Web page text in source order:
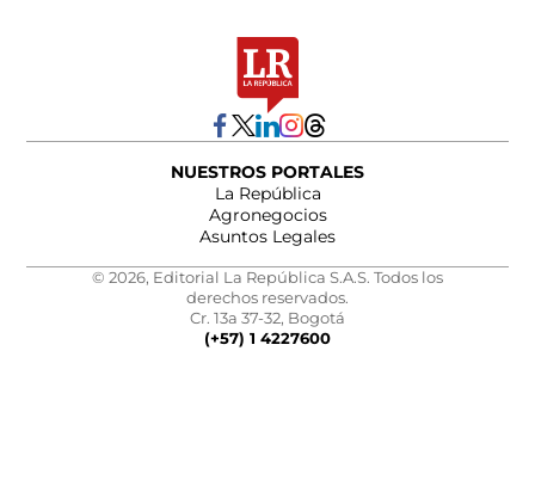
NUESTROS PORTALES
La República
Agronegocios
Asuntos Legales
© 2026, Editorial La República S.A.S. Todos los
derechos reservados.
Cr. 13a 37-32, Bogotá
(+57) 1 4227600